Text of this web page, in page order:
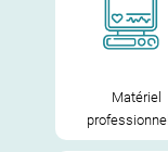
Matériel
professionnel